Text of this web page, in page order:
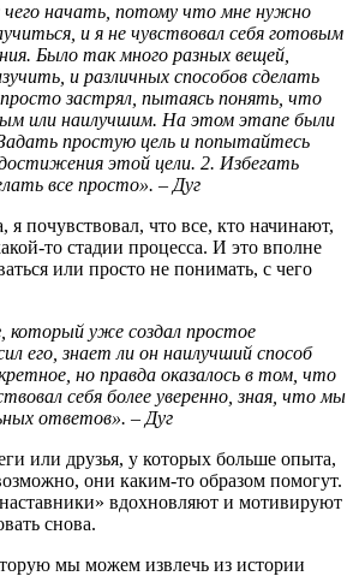
чего начать, потому что мне нужно
и я не чувствовал себя готовым
Было так много разных вещей,
и различных способов сделать
застрял, пытаясь понять, что
или наилучшим. На этом этапе были
простую цель и попытайтесь
этой цели. 2. Избегать
все просто». – Дуг
я почувствовал, что все, кто начинают,
то стадии процесса. И это вполне
или просто не понимать, с чего
который уже создал простое
его, знает ли он наилучший способ
но правда оказалось в том, что
себя более уверенно, зная, что мы
ответов». – Дуг
или друзья, у которых больше опыта,
они каким-то образом помогут.
вдохновляют и мотивируют
снова.
мы можем извлечь из истории